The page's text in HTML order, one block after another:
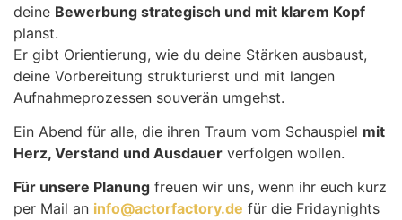
deine Bewerbung strategisch und mit klarem Kopf
planst.
Er gibt Orientierung, wie du deine Stärken ausbaust,
deine Vorbereitung strukturierst und mit langen
Aufnahmeprozessen souverän umgehst.
Ein Abend für alle, die ihren Traum vom Schauspiel mit
Herz, Verstand und Ausdauer verfolgen wollen.
Für unsere Planung freuen wir uns, wenn ihr euch kurz
per Mail an info@actorfactory.de für die Fridaynights